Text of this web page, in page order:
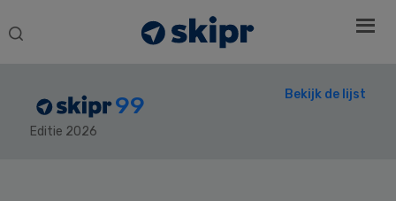
Search
99
Editie 2026
Bekijk de lijst